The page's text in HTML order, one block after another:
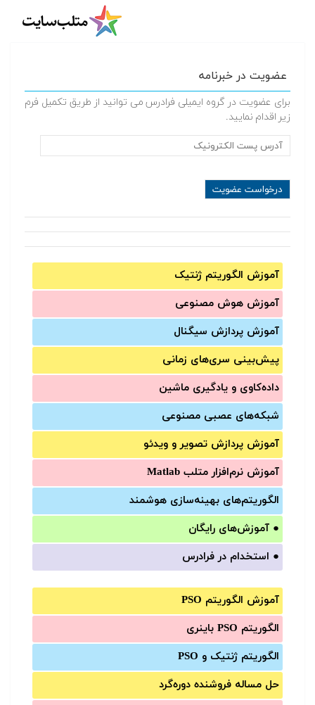
عضویت در خبرنامه
برای عضویت در گروه ایمیلی فرادرس می توانید از طریق تکمیل فرم
زیر اقدام نمایید.
آموزش الگوریتم ژنتیک
آموزش‌ هوش مصنوعی
آموزش‌ پردازش سیگنال
پیش‌‌بینی سری‌‌های زمانی
داده‌کاوی و یادگیری ماشین
شبکه‌های عصبی مصنوعی
آموزش‌ پردازش تصویر و ویدئو
آموزش‌ نرم‌افزار متلب Matlab
الگوریتم‌های بهینه‌سازی هوشمند
● آموزش‌های رایگان
● استخدام در فرادرس
آموزش الگوریتم PSO
الگوریتم PSO باینری
الگوریتم ژنتیک و PSO
حل مساله فروشنده دوره‌گرد